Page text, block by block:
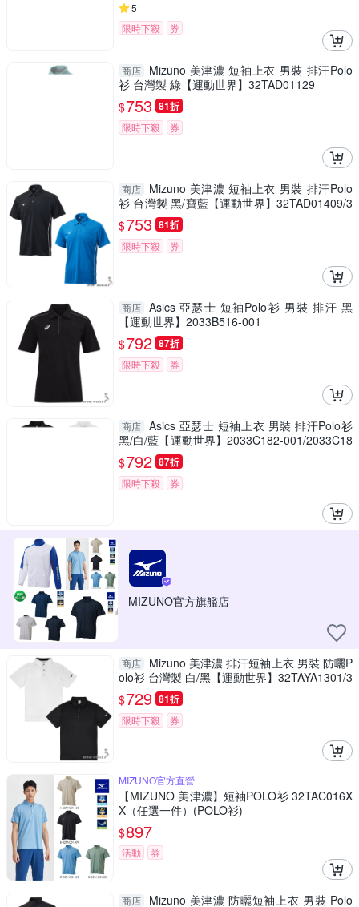
5
限時下殺
券
商店
Mizuno 美津濃 短袖上衣 男裝 排汗Polo
衫 台灣製 綠【運動世界】32TAD01129
$753 81折
限時下殺 券
商店
Mizuno 美津濃 短袖上衣 男裝 排汗Polo
衫 台灣製 黑/寶藍【運動世界】32TAD01409/3
2TAD01417
$753 81折
限時下殺 券
商店 Asics 亞瑟士 短袖Polo衫 男裝 排汗 黑
【運動世界】2033B516-001
$792 87折
限時下殺 券
商店 Asics 亞瑟士 短袖上衣 男裝 排汗Polo衫
黑/白/藍【運動世界】2033C182-001/2033C18
2-100/2033C182-400
$792 87折
限時下殺 券
MIZUNO官方旗艦店
商店
Mizuno 美津濃 排汗短袖上衣 男裝 防曬P
olo衫 台灣製 白/黑【運動世界】32TAYA1301/3
2TAYA1309
$729 81折
限時下殺 券
MIZUNO官方直營
【MIZUNO 美津濃】短袖POLO衫 32TAC016X
X（任選一件）(POLO衫)
$897
活動 券
商店
Mizuno 美津濃 防曬短袖上衣 男裝 Polo